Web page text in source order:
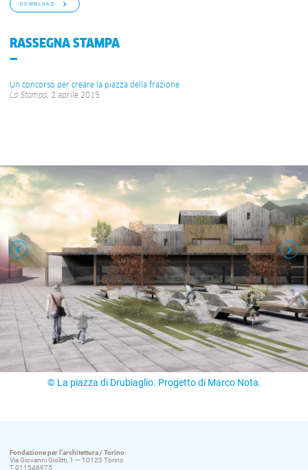
DOWNLOAD
RASSEGNA STAMPA
Un concorso per creare la piazza della frazione
La Stampa, 2 aprile 2015
© La piazza di Drubiaglio. Progetto di Marco Nota.
Fondazione per l’architettura / Torino
Via Giovanni Giolitti, 1 — 10123 Torino
T 011546975